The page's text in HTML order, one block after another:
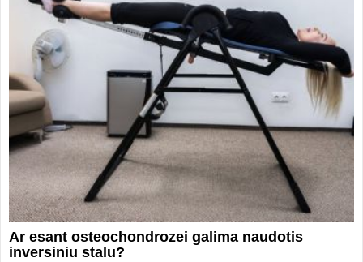
Ar esant osteochondrozei galima naudotis
inversiniu stalu?